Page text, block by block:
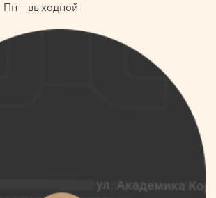
Пн - выходной